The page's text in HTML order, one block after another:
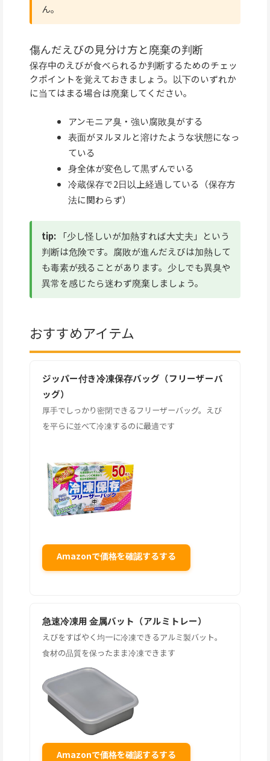
ん。
傷んだえびの見分け方と廃棄の判断
保存中のえびが食べられるか判断するためのチェッ
クポイントを覚えておきましょう。以下のいずれか
に当てはまる場合は廃棄してください。
アンモニア臭・強い腐敗臭がする
表面がヌルヌルと溶けたような状態になっ
ている
身全体が変色して黒ずんでいる
冷蔵保存で2日以上経過している（保存方
法に関わらず）
tip: 「少し怪しいが加熱すれば大丈夫」という
判断は危険です。腐敗が進んだえびは加熱して
も毒素が残ることがあります。少しでも異臭や
異常を感じたら迷わず廃棄しましょう。
おすすめアイテム
ジッパー付き冷凍保存バッグ（フリーザーバ
ッグ）
厚手でしっかり密閉できるフリーザーバッグ。えび
を平らに並べて冷凍するのに最適です
Amazonで価格を確認するする
急速冷凍用 金属バット（アルミトレー）
えびをすばやく均一に冷凍できるアルミ製バット。
食材の品質を保ったまま冷凍できます
Amazonで価格を確認するする